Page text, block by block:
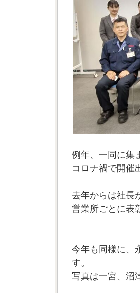
例年、一同に集
コロナ禍で開催
去年からは社長
営業所ごとに表
今年も同様に、
す。
写真は一宮、沼